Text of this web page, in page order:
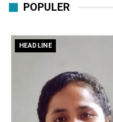
POPULER
HEADLINE